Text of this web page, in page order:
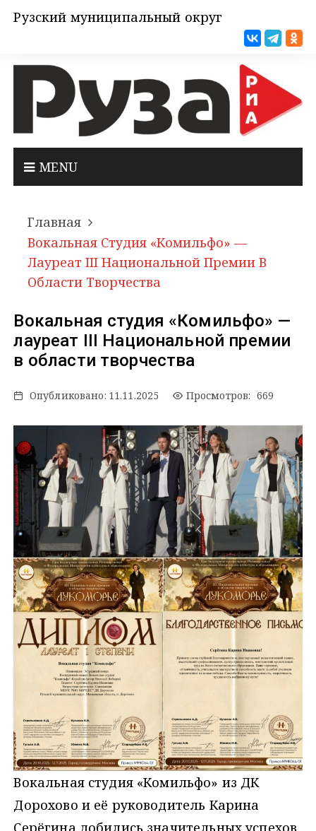
Рузский муниципальный округ
MENU
Главная
Вокальная Студия «Комильфо» —
Лауреат III Национальной Премии В
Области Творчества
Вокальная студия «Комильфо» —
лауреат III Национальной премии
в области творчества
Опубликовано: 11.11.2025 Просмотров: 669
Вокальная студия «Комильфо» из ДК
Дорохово и её руководитель Карина
Серёгина добились значительных успехов